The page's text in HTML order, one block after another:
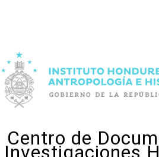
Centro de
Investigaciones